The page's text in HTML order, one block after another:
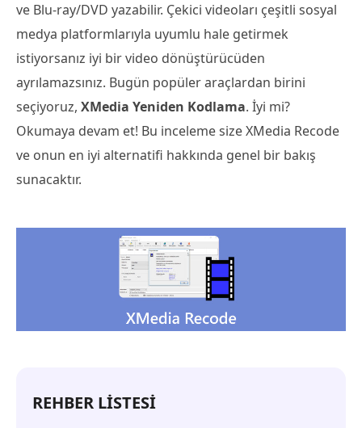
ve Blu-ray/DVD yazabilir. Çekici videoları çeşitli sosyal
medya platformlarıyla uyumlu hale getirmek
istiyorsanız iyi bir video dönüştürücüden
ayrılamazsınız. Bugün popüler araçlardan birini
seçiyoruz, XMedia Yeniden Kodlama. İyi mi?
Okumaya devam et! Bu inceleme size XMedia Recode
ve onun en iyi alternatifi hakkında genel bir bakış
sunacaktır.
REHBER LİSTESİ